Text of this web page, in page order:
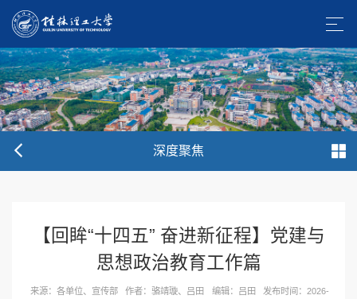
深度聚焦
【回眸“十四五” 奋进新征程】党建与
思想政治教育工作篇
来源：各单位、宣传部 作者：骆靖璇、吕田 编辑：吕田
发布时间：2026-